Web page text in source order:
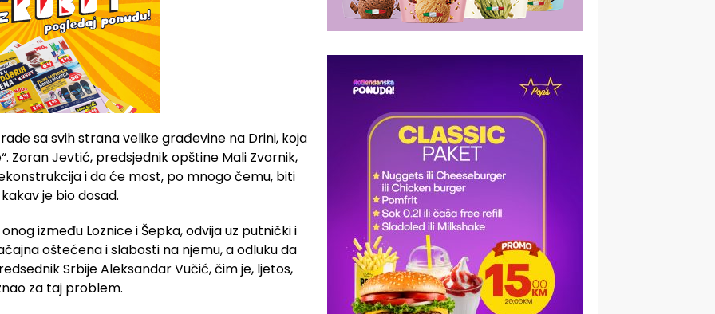
sa svih strana velike građevine na Drini, koja
Zoran Jevtić, predsjednik opštine Mali Zvornik,
i da će most, po mnogo čemu, biti
je bio dosad.
između Loznice i Šepka, odvija uz putnički i
oštećena i slabosti na njemu, a odluku da
Srbije Aleksandar Vučić, čim je, ljetos,
za taj problem.